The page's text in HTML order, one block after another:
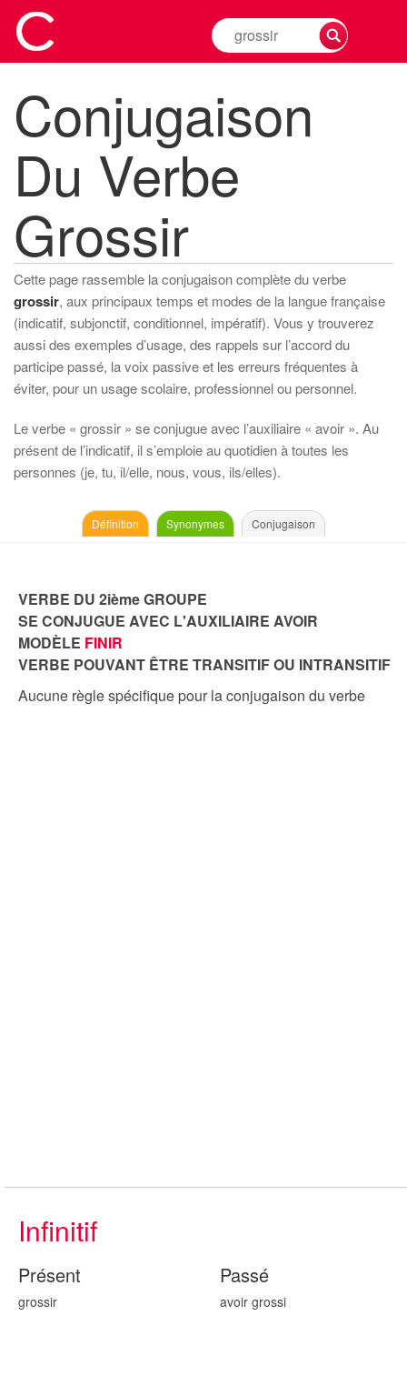
Rechercher
la
d'un
verbe
Conjugaison
Du Verbe
Grossir
Cette page rassemble la conjugaison complète du verbe
grossir, aux principaux temps et modes de la langue française
(indicatif, subjonctif, conditionnel, impératif). Vous y trouverez
aussi des exemples d’usage, des rappels sur l’accord du
participe passé, la voix passive et les erreurs fréquentes à
éviter, pour un usage scolaire, professionnel ou personnel.
Le verbe « grossir » se conjugue avec l’auxiliaire « avoir ». Au
présent de l’indicatif, il s’emploie au quotidien à toutes les
personnes (je, tu, il/elle, nous, vous, ils/elles).
Définition Synonymes Conjugaison
VERBE DU 2ième GROUPE
SE CONJUGUE AVEC L'AUXILIAIRE AVOIR
MODÈLE FINIR
VERBE POUVANT ÊTRE TRANSITIF OU INTRANSITIF
Aucune règle spécifique pour la conjugaison du verbe
Infinitif
Présent
grossir
Passé
avoir grossi